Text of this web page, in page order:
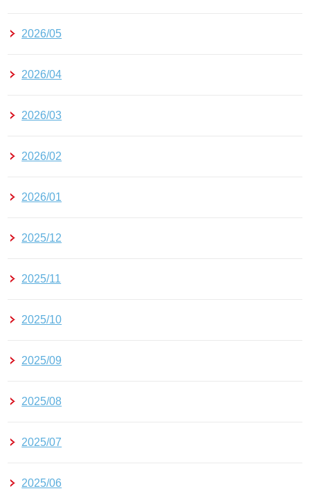
2026/05
2026/04
2026/03
2026/02
2026/01
2025/12
2025/11
2025/10
2025/09
2025/08
2025/07
2025/06